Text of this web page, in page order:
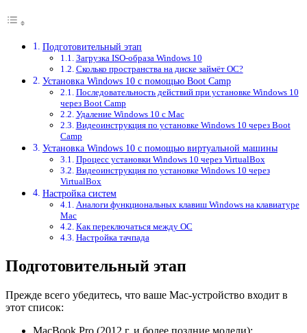
Подготовительный этап
Загрузка ISO-образа Windows 10
Сколько пространства на диске займёт ОС?
Установка Windows 10 с помощью Boot Camp
Последовательность действий при установке Windows 10
через Boot Camp
Удаление Windows 10 с Mac
Видеоинструкция по установке Windows 10 через Boot
Camp
Установка Windows 10 с помощью виртуальной машины
Процесс установки Windows 10 через VirtualBox
Видеоинструкция по установке Windows 10 через
VirtualBox
Настройка систем
Аналоги функциональных клавиш Windows на клавиатуре
Mac
Как переключаться между ОС
Настройка тачпада
Подготовительный этап
Прежде всего убедитесь, что ваше Mac-устройство входит в
этот список:
MacBook Pro (2012 г. и более поздние модели);